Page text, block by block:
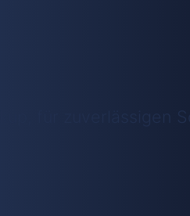
für zuverlässigen